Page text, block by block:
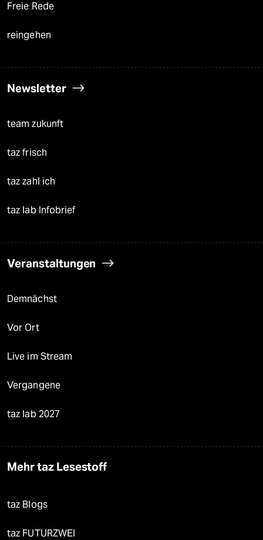
Freie Rede
reingehen
Newsletter
team zukunft
taz frisch
taz zahl ich
taz lab Infobrief
Veranstaltungen
Demnächst
Vor Ort
Live im Stream
Vergangene
taz lab 2027
Mehr taz Lesestoff
taz Blogs
taz FUTURZWEI